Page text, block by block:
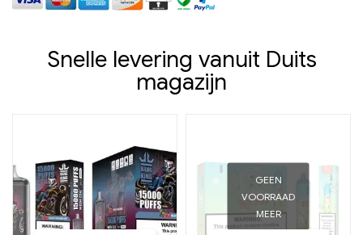
Snelle levering vanuit Duits
magazijn
GEEN
VOORRAAD
MEER